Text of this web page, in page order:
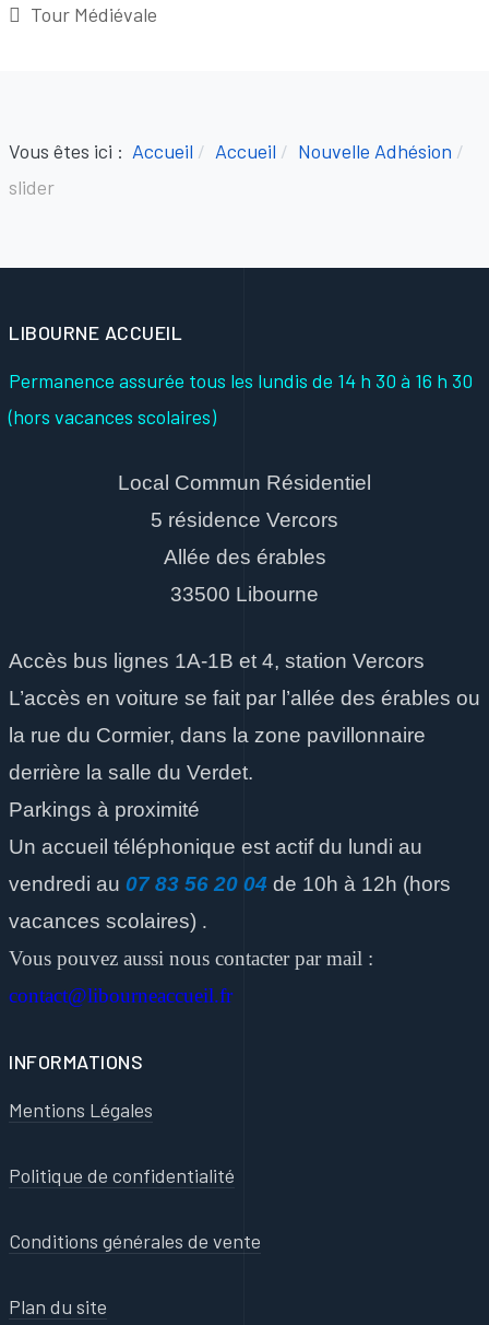
Tour Médiévale
Vous êtes ici : Accueil Accueil
Nouvelle Adhésion
slider
LIBOURNE ACCUEIL
Permanence assurée tous les lundis de 14 h 30 à 16 h 30
(hors vacances scolaires)
Local Commun Résidentiel
5 résidence Vercors
Allée des érables
33500 Libourne
Accès bus lignes 1A-1B et 4, station Vercors
L’accès en voiture se fait par l’allée des érables ou
la rue du Cormier, dans la zone pavillonnaire
derrière la salle du Verdet.
Parkings à proximité
Un accueil téléphonique est actif du lundi au
vendredi au 07 83 56 20 04 de 10h à 12h (hors
vacances scolaires) .
Vous pouvez aussi nous contacter par mail :
contact@libourneaccueil.fr
INFORMATIONS
Mentions Légales
Politique de confidentialité
Conditions générales de vente
Plan du site